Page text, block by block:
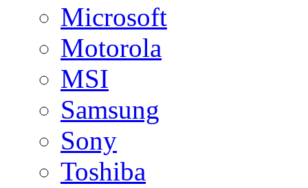
Microsoft
Motorola
MSI
Samsung
Sony
Toshiba